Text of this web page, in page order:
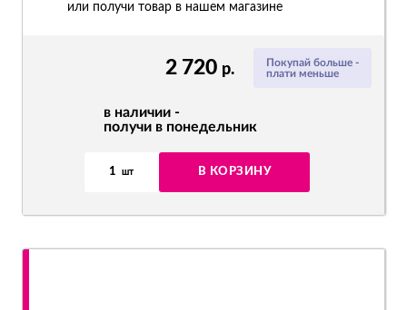
Покупай больше -
плати меньше
2 720 р.
в наличии -
получи в понедельник
1 шт В КОРЗИНУ
или получи товар в нашем магазине